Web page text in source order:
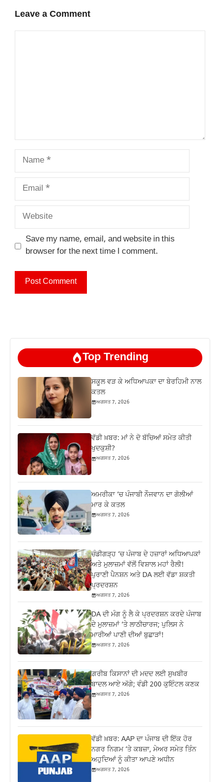
Leave a Comment
Name
Email
Website
Save my name, email, and website in this
browser for the next time I comment.
Top Trending
ਸਕੂਲ ਵੜ ਕੇ ਅਧਿਆਪਕਾ ਦਾ ਬੇਰਹਿਮੀ ਨਾਲ
ਕਤਲ
ਅਗਸਤ 7, 2026
ਵੱਡੀ ਖ਼ਬਰ: ਮਾਂ ਨੇ ਦੋ ਬੱਚਿਆਂ ਸਮੇਤ ਕੀਤੀ
ਖੁਦਕੁਸ਼ੀ?
ਅਗਸਤ 7, 2026
ਅਮਰੀਕਾ ‘ਚ ਪੰਜਾਬੀ ਨੌਜਵਾਨ ਦਾ ਗੋਲੀਆਂ
ਮਾਰ ਕੇ ਕਤਲ
ਅਗਸਤ 7, 2026
ਚੰਡੀਗੜ੍ਹ ‘ਚ ਪੰਜਾਬ ਦੇ ਹਜ਼ਾਰਾਂ ਅਧਿਆਪਕਾਂ
ਅਤੇ ਮੁਲਾਜ਼ਮਾਂ ਵੱਲੋਂ ਵਿਸ਼ਾਲ ਮਹਾਂ ਰੈਲੀ!
ਪੁਰਾਣੀ ਪੈਨਸ਼ਨ ਅਤੇ DA ਲਈ ਵੱਡਾ ਸ਼ਕਤੀ
ਪ੍ਰਦਰਸ਼ਨ
ਅਗਸਤ 7, 2026
DA ਦੀ ਮੰਗ ਨੂੰ ਲੈ ਕੇ ਪ੍ਰਦਰਸ਼ਨ ਕਰਦੇ ਪੰਜਾਬ
ਦੇ ਮੁਲਾਜ਼ਮਾਂ ‘ਤੇ ਲਾਠੀਚਾਰਜ; ਪੁਲਿਸ ਨੇ
ਮਾਰੀਆਂ ਪਾਣੀ ਦੀਆਂ ਬੁਛਾੜਾਂ!
ਅਗਸਤ 7, 2026
ਗ਼ਰੀਬ ਕਿਸਾਨਾਂ ਦੀ ਮਦਦ ਲਈ ਸੁਖਬੀਰ
ਬਾਦਲ ਆਏ ਅੱਗੇ; ਵੰਡੀ 200 ਕੁਇੰਟਲ ਕਣਕ
ਅਗਸਤ 7, 2026
ਵੱਡੀ ਖ਼ਬਰ: AAP ਦਾ ਪੰਜਾਬ ਦੀ ਇੱਕ ਹੋਰ
ਨਗਰ ਨਿਗਮ ‘ਤੇ ਕਬਜ਼ਾ, ਮੇਅਰ ਸਮੇਤ ਤਿੰਨ
ਅਹੁਦਿਆਂ ਨੂੰ ਕੀਤਾ ਆਪਣੇ ਅਧੀਨ
ਅਗਸਤ 7, 2026